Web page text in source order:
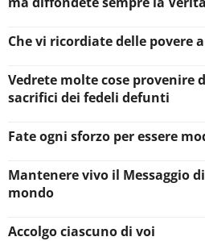
Che vi ricordiate delle povere
Vedrete molte cose provenire
sacrifici dei fedeli defunti
Fate ogni sforzo per essere
Mantenere vivo il Messaggio
mondo
Accolgo ciascuno di voi